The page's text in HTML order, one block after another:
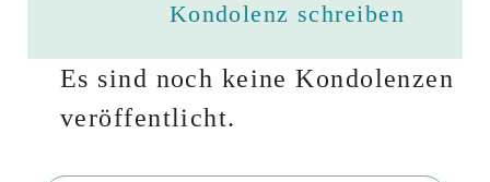
Kondolenz schreiben
Es sind noch keine Kondolenzen
veröffentlicht.